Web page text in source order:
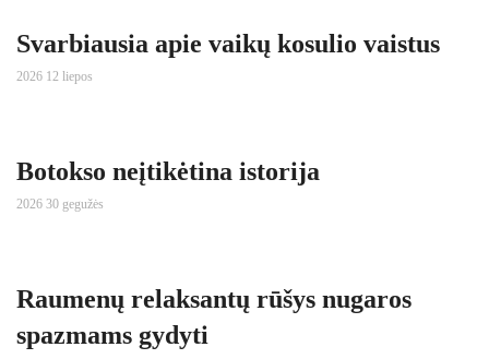
Svarbiausia apie vaikų kosulio vaistus
2026 12 liepos
Botokso neįtikėtina istorija
2026 30 gegužės
Raumenų relaksantų rūšys nugaros
spazmams gydyti